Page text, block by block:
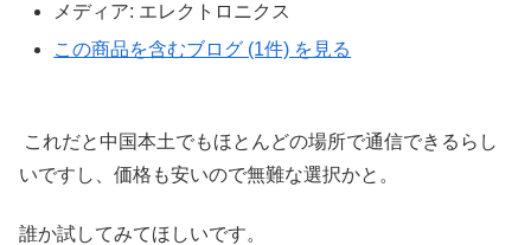
メディア: エレクトロニクス
この商品を含むブログ (1件) を見る
これだと中国本土でもほとんどの場所で通信できるらし
いですし、価格も安いので無難な選択かと。
誰か試してみてほしいです。